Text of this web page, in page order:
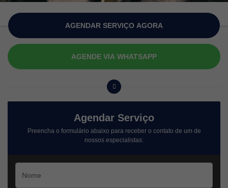
AGENDAR SERVIÇO AGORA
AGENDE VIA WHATSAPP
Agendar Serviço
Preencha o formulário abaixo para receber o contato de um de
nossos especialistas: